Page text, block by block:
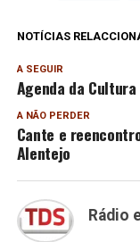
NOTÍCIAS
A SEGUIR
Agenda da
A NÃO PERDER
Cante e
Alentejo
Rádio